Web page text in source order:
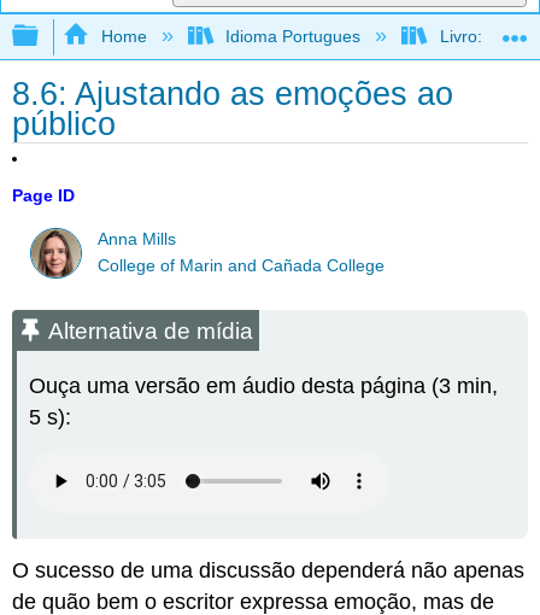
Expand/collapse global hierarchy
Home Idioma Portugues Livro: Como
8.6: Ajustando as emoções ao
público
Page ID
Anna Mills
College of Marin and Cañada College
Alternativa de mídia
Ouça uma versão em áudio desta página (3 min,
5 s):
O sucesso de uma discussão dependerá não apenas
de quão bem o escritor expressa emoção, mas de